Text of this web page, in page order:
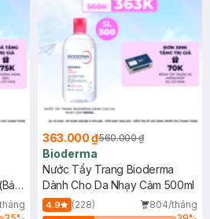
363.000 ₫560.000 ₫
Bioderma
Nước Tẩy Trang Bioderma
Dành Cho Da Nhạy Cảm 500ml
4.9 (228)
804/tháng